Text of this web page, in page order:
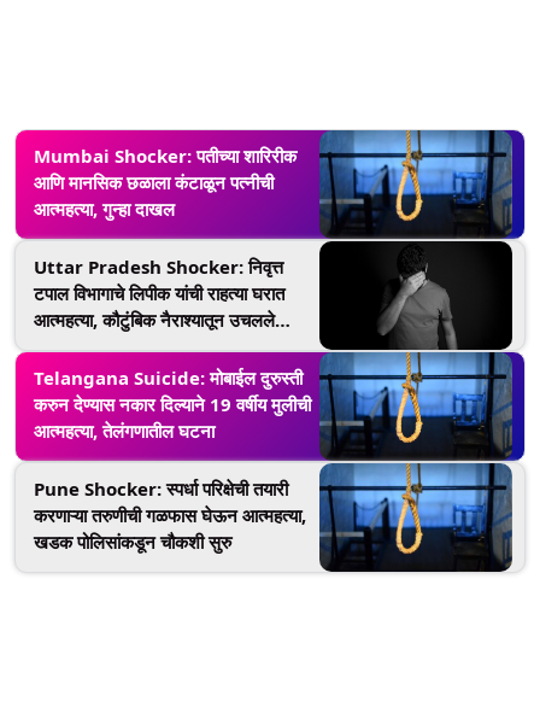
Mumbai Shocker: पतीच्या शारिरीक
आणि मानसिक छळाला कंटाळून पत्नीची
आत्महत्या, गुन्हा दाखल
Uttar Pradesh Shocker: निवृत्त
टपाल विभागाचे लिपीक यांची राहत्या घरात
आत्महत्या, कौटुंबिक नैराश्यातून उचलले
टोकाचे पाऊल
Telangana Suicide: मोबाईल दुरुस्ती
करुन देण्यास नकार दिल्याने 19 वर्षीय मुलीची
आत्महत्या, तेलंगणातील घटना
Pune Shocker: स्पर्धा परिक्षेची तयारी
करणाऱ्या तरुणीची गळफास घेऊन आत्महत्या,
खडक पोलिसांकडून चौकशी सुरु